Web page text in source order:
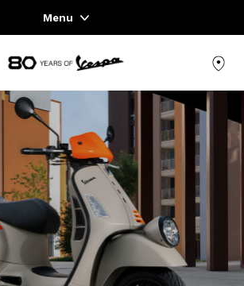
Menu
Home
NABÍDKA SKÚTRŮ
OBLEČENÍ & LIFESTYLE
ZÁŽITKY
CONCEPT STORE
Přejít na hlavní obsah